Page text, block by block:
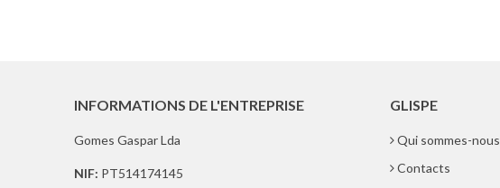
INFORMATIONS DE L'ENTREPRISE
Gomes Gaspar Lda
NIF: PT514174145
GLISPE
Qui sommes-nous
Contacts